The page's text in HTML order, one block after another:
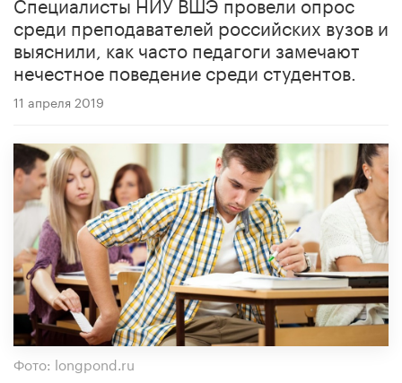
среди преподавателей российских вузов и
выяснили, как часто педагоги замечают
нечестное поведение среди студентов.
11 апреля 2019
Фото: longpond.ru